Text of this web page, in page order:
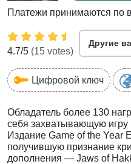
Платежи принимаются по
4.7/5 (15 votes)
Другие
Цифровой ключ
Обладатель более 130
себя захватывающую игру
Издание Game of the Year
получившую признание
дополнения — Jaws of